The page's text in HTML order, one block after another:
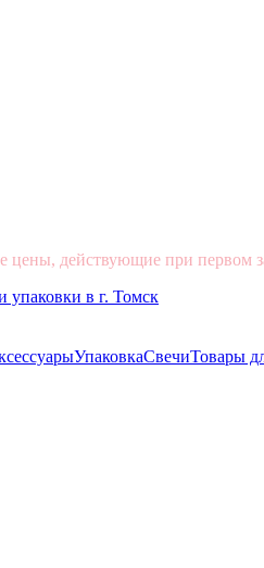
цены, действующие при первом
УпаковкаСвечиТовары